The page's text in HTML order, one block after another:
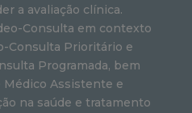
a avaliação clínica.
Consulta em contexto
Consulta Prioritário e
Programada, bem
Médico Assistente e
na saúde e tratamento